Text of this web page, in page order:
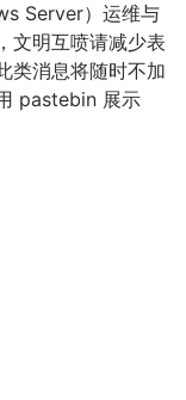
Server）运维与
文明互喷请减少表
类消息将随时不加
pastebin 展示